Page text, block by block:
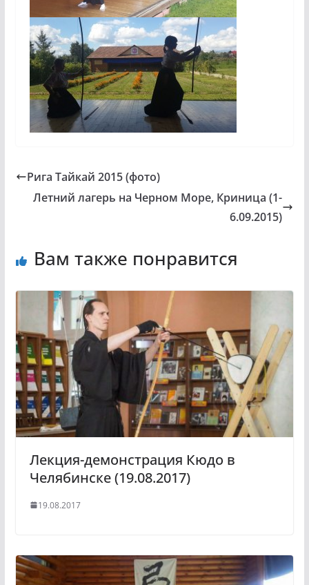
Рига Тайкай 2015 (фото)
Летний лагерь на Черном Море, Криница (1-
6.09.2015)
Вам также понравится
Лекция-демонстрация Кюдо в
Челябинске (19.08.2017)
19.08.2017